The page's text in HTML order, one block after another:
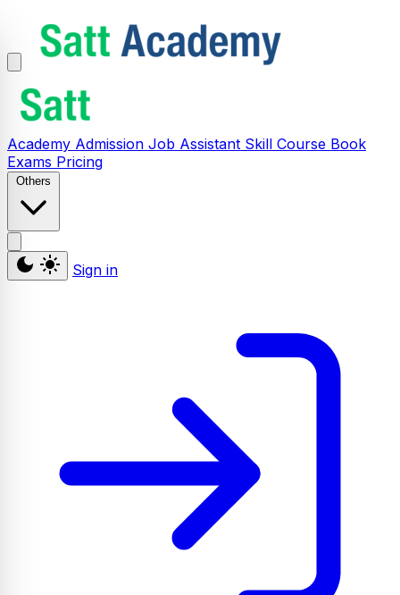
Academy Admission Job Assistant Skill Course Book
Exams Pricing
Others
Sign in